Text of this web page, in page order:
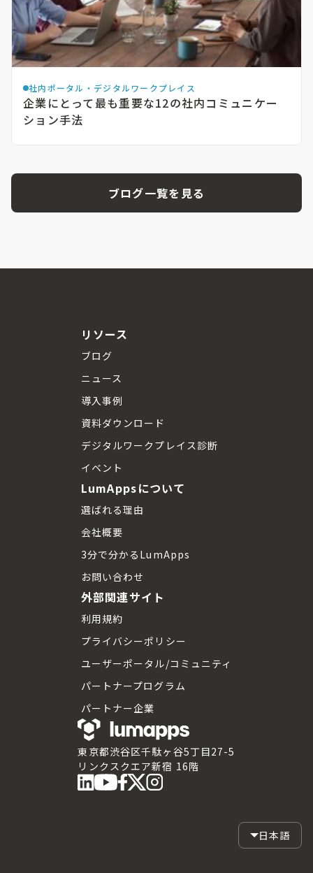
企業にとって最も重要な12の社内コミュニケー
ション手法
社内ポータル・デジタルワークプレイス
ブログ一覧を見る
東京都渋谷区千駄ヶ谷5丁目27-5
リンクスクエア新宿 16階
リソース
ブログ
ニュース
導入事例
資料ダウンロード
デジタルワークプレイス診断
イベント
LumAppsについて
選ばれる理由
会社概要
3分で分かるLumApps
お問い合わせ
外部関連サイト
利用規約
プライバシーポリシー
ユーザーポータル/コミュニティ
パートナープログラム
パートナー企業
日本語